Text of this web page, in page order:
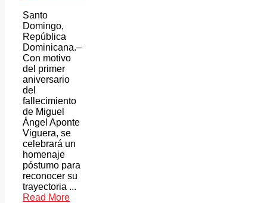
Santo
Domingo,
República
Dominicana.–
Con motivo
del primer
aniversario
del
fallecimiento
de Miguel
Ángel Aponte
Viguera, se
celebrará un
homenaje
póstumo para
reconocer su
trayectoria ...
Read More